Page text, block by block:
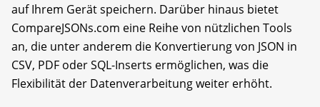
auf Ihrem Gerät speichern. Darüber hinaus bietet
CompareJSONs.com eine Reihe von nützlichen Tools
an, die unter anderem die Konvertierung von JSON in
CSV, PDF oder SQL-Inserts ermöglichen, was die
Flexibilität der Datenverarbeitung weiter erhöht.